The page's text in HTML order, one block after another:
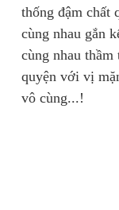
thống đậm chất
cùng nhau gắn
cùng nhau
quyện với vị
vô cùng...!